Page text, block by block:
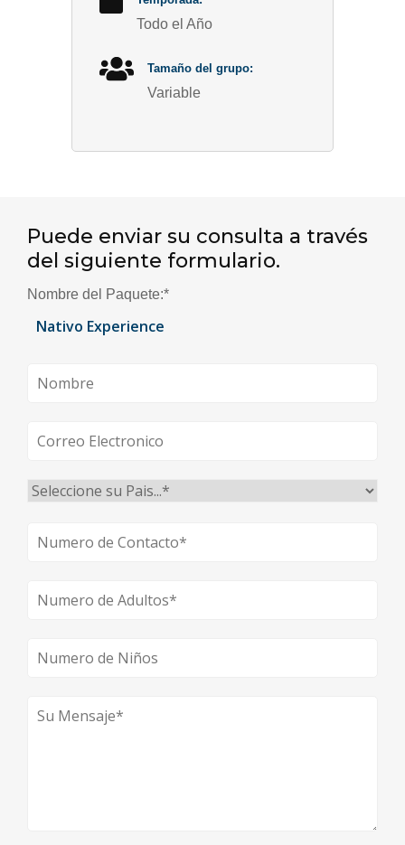
Todo el Año
Tamaño del grupo:
Variable
Puede enviar su consulta a través
del siguiente formulario.
Nombre del Paquete:*